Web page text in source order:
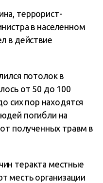
террорист-
в населенном
в действие
потолок в
от 50 до 100
сих пор находятся
погибли на
полученных травм в
теракта местные
месть организации